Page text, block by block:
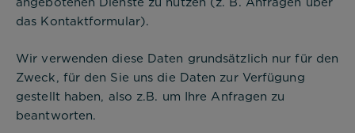
das Kontaktformular).
Wir verwenden diese Daten grundsätzlich nur für den
Zweck, für den Sie uns die Daten zur Verfügung
gestellt haben, also z.B. um Ihre Anfragen zu
beantworten.